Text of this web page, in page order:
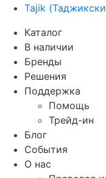
Tajik (
Каталог
В наличии
Бренды
Решения
Поддержка
Помощь
Трейд-ин
Блог
События
О нас